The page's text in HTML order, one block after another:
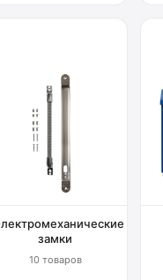
замки
10 товаров